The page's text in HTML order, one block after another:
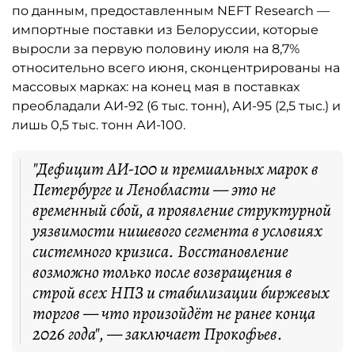
по данным, предоставленным NEFT Research —
импортные поставки из Белоруссии, которые
выросли за первую половину июля на 8,7%
относительно всего июня, сконцентрированы на
массовых марках: на конец мая в поставках
преобладали АИ-92 (6 тыс. тонн), АИ-95 (2,5 тыс.) и
лишь 0,5 тыс. тонн АИ-100.
"Дефицит АИ-100 и премиальных марок в
Петербурге и Ленобласти — это не
временный сбой, а проявление структурной
уязвимости нишевого сегмента в условиях
системного кризиса. Восстановление
возможно только после возвращения в
строй всех НПЗ и стабилизации биржевых
торгов — что произойдёт не ранее конца
2026 года", — заключает Прокофьев.